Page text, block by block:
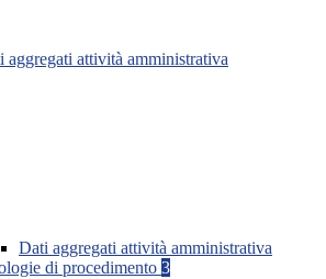
aggregati attività amministrativa
Dati aggregati attività amministrativa
di procedimento 3